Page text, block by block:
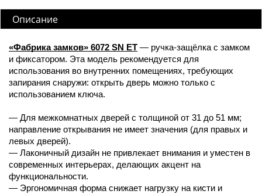
Описание
«Фабрика замков» 6072 SN ET — ручка-защёлка с замком
и фиксатором. Эта модель рекомендуется для
использования во внутренних помещениях, требующих
запирания снаружи: открыть дверь можно только с
использованием ключа.
— Для межкомнатных дверей с толщиной от 31 до 51 мм;
направление открывания не имеет значения (для правых и
левых дверей).
— Лаконичный дизайн не привлекает внимания и уместен в
современных интерьерах, делающих акцент на
функциональности.
— Эргономичная форма снижает нагрузку на кисти и